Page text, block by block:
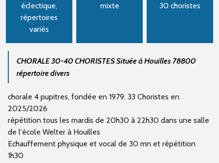
éclectique,
répertoires
variés
mixte 30 choristes
CHORALE 30-40 CHORISTES Située à Houilles 78800
répertoire divers
chorale 4 pupitres, fondée en 1979. 33 Choristes en
2025/2026
répétition tous les mardis de 20h30 à 22h30 dans une salle
de l'école Welter à Houilles
Echauffement physique et vocal de 30 mn et répétition
1h30